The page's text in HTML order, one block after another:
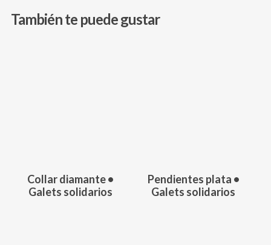
También te puede gustar
Collar diamante •
Galets solidarios
Pendientes plata •
Galets solidarios